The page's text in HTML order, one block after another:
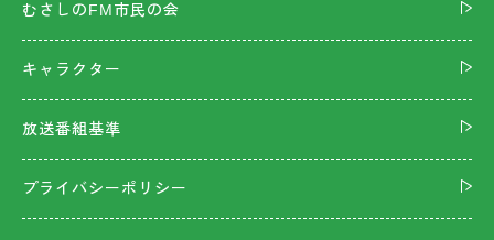
むさしのFM市民の会
キャラクター
放送番組基準
プライバシーポリシー